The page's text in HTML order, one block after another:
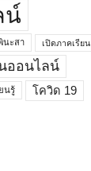
น์
นะสา เปิดภาคเรียน
ออนไลน์
นรู้ โควิด 19